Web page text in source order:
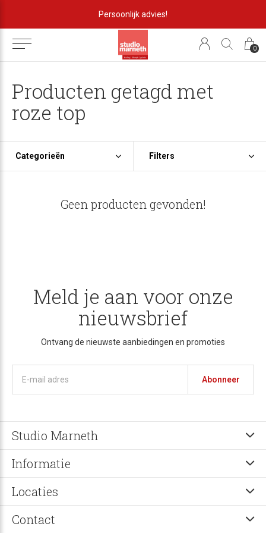
0
Persoonlijk advies!
Producten getagd met
roze top
Categorieën Filters
Geen producten gevonden!
Meld je aan voor onze
nieuwsbrief
Ontvang de nieuwste aanbiedingen en promoties
Abonneer
Studio Marneth
Informatie
Locaties
Contact